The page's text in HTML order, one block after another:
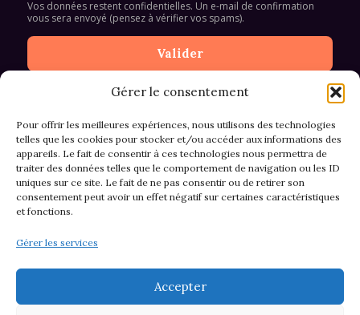
Gérer le consentement
Pour offrir les meilleures expériences, nous utilisons des technologies
telles que les cookies pour stocker et/ou accéder aux informations des
appareils. Le fait de consentir à ces technologies nous permettra de
traiter des données telles que le comportement de navigation ou les ID
uniques sur ce site. Le fait de ne pas consentir ou de retirer son
consentement peut avoir un effet négatif sur certaines caractéristiques
et fonctions.
Gérer les services
Accepter
Vos données restent confidentielles. Un e-mail de confirmation
vous sera envoyé (pensez à vérifier vos spams).
CGV et Retours
Mentions légales & confidentialité